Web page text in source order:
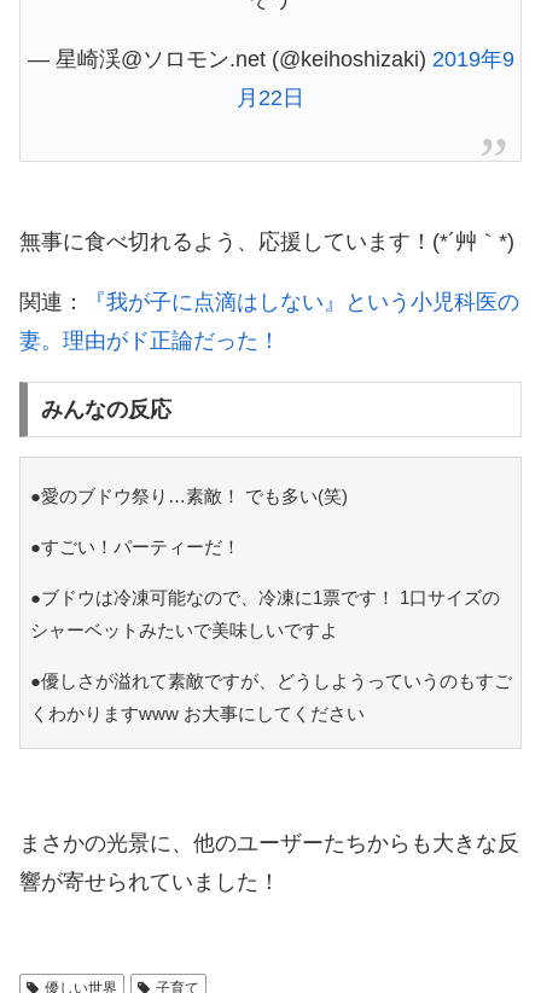
— 星崎渓@ソロモン.net (@keihoshizaki) 2019年9
月22日
無事に食べ切れるよう、応援しています！(*´艸｀*)
関連：
『我が子に点滴はしない』という小児科医の
妻。理由がド正論だった！
みんなの反応
●愛のブドウ祭り…素敵！ でも多い(笑)
●すごい！パーティーだ！
●ブドウは冷凍可能なので、冷凍に1票です！ 1口サイズの
シャーベットみたいで美味しいですよ
●優しさが溢れて素敵ですが、どうしようっていうのもすご
くわかりますwww お大事にしてください
まさかの光景に、他のユーザーたちからも大きな反
響が寄せられていました！
優しい世界 子育て